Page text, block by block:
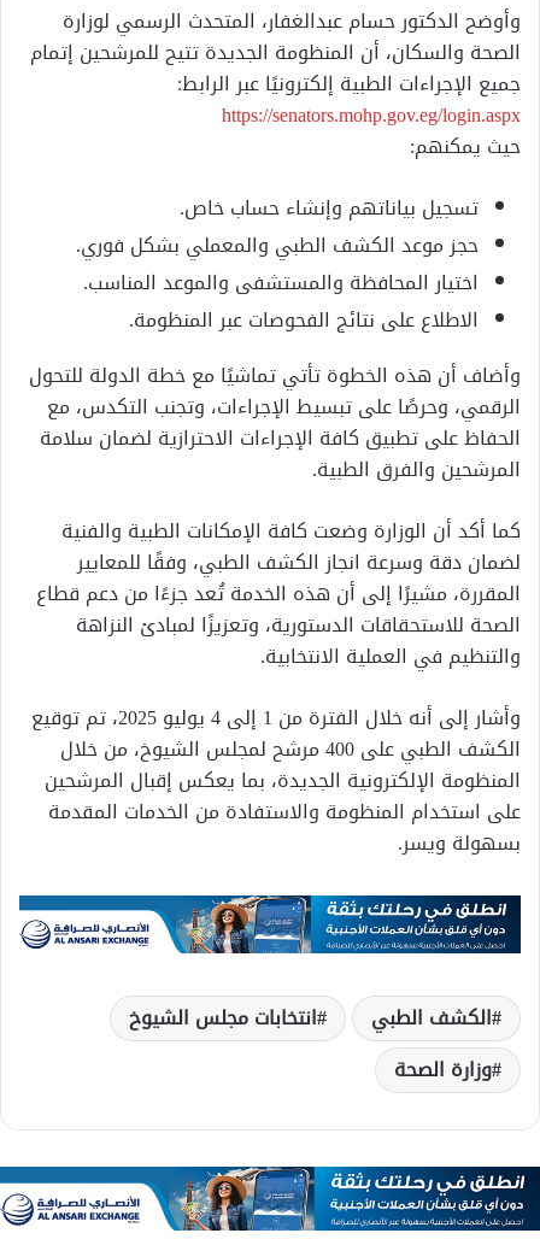
وأوضح الدكتور حسام عبدالغفار، المتحدث الرسمي لوزارة
الصحة والسكان، أن المنظومة الجديدة تتيح للمرشحين إتمام
جميع الإجراءات الطبية إلكترونيًا عبر الرابط:
https://senators.mohp.gov.eg/login.aspx
حيث يمكنهم:
تسجيل بياناتهم وإنشاء حساب خاص.
حجز موعد الكشف الطبي والمعملي بشكل فوري.
اختيار المحافظة والمستشفى والموعد المناسب.
الاطلاع على نتائج الفحوصات عبر المنظومة.
وأضاف أن هذه الخطوة تأتي تماشيًا مع خطة الدولة للتحول
الرقمي، وحرصًا على تبسيط الإجراءات، وتجنب التكدس، مع
الحفاظ على تطبيق كافة الإجراءات الاحترازية لضمان سلامة
المرشحين والفرق الطبية.
كما أكد أن الوزارة وضعت كافة الإمكانات الطبية والفنية
لضمان دقة وسرعة انجاز الكشف الطبي، وفقًا للمعايير
المقررة، مشيرًا إلى أن هذه الخدمة تُعد جزءًا من دعم قطاع
الصحة للاستحقاقات الدستورية، وتعزيزًا لمبادئ النزاهة
والتنظيم في العملية الانتخابية.
وأشار إلى أنه خلال الفترة من 1 إلى 4 يوليو 2025، تم توقيع
الكشف الطبي على 400 مرشح لمجلس الشيوخ، من خلال
المنظومة الإلكترونية الجديدة، بما يعكس إقبال المرشحين
على استخدام المنظومة والاستفادة من الخدمات المقدمة
بسهولة ويسر.
الكشف الطبي
انتخابات مجلس الشيوخ
وزارة الصحة